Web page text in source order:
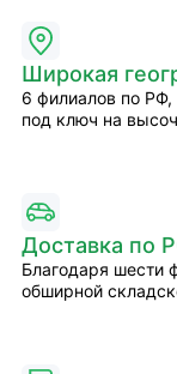
Широкая
6 филиалов по РФ,
под ключ на
Доставка по
Благодаря шести
обширной